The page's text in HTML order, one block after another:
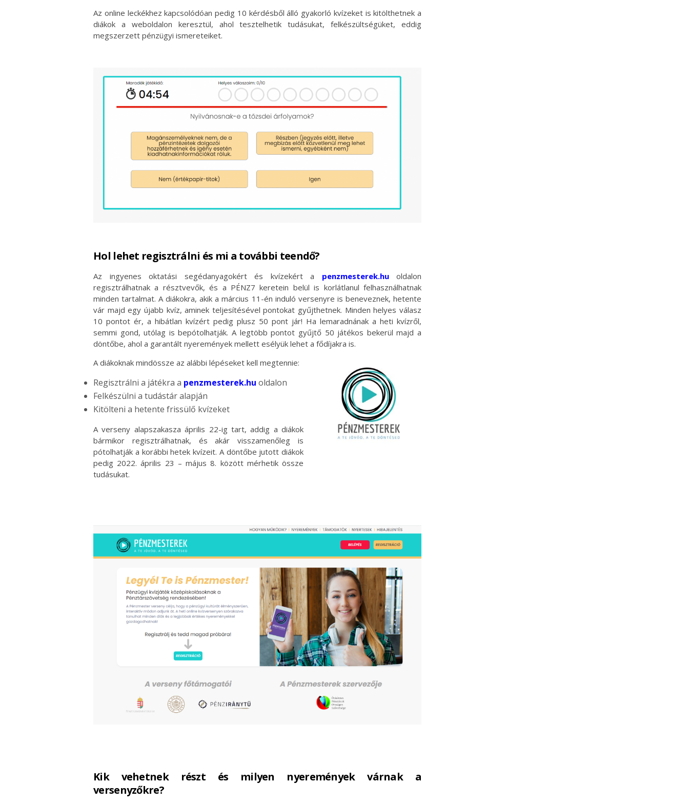
Az online leckékhez kapcsolódóan pedig 10 kérdésből álló gyakorló kvízeket is kitölthetnek a
diákok a weboldalon keresztül, ahol tesztelhetik tudásukat, felkészültségüket, eddig
megszerzett pénzügyi ismereteiket.
Hol lehet regisztrálni és mi a további teendő?
Az ingyenes oktatási segédanyagokért és kvízekért a penzmesterek.huoldalon
regisztrálhatnak a résztvevők, és a PÉNZ7 keretein belül is korlátlanul felhasználhatnak
minden tartalmat. A diákokra, akik a március 11-én induló versenyre is beneveznek, hetente
vár majd egy újabb kvíz, aminek teljesítésével pontokat gyűjthetnek. Minden helyes válasz
10 pontot ér, a hibátlan kvízért pedig plusz 50 pont jár! Ha lemaradnának a heti kvízről,
semmi gond, utólag is bepótolhatják. A legtöbb pontot gyűjtő 50 játékos bekerül majd a
döntőbe, ahol a garantált nyeremények mellett esélyük lehet a fődíjakra is.
A diákoknak mindössze az alábbi lépéseket kell megtennie:
Regisztrálni a játékra a penzmesterek.hu oldalon
Felkészülni a tudástár alapján
Kitölteni a hetente frissülő kvízeket
A verseny alapszakasza április 22-ig tart, addig a diákok
bármikor regisztrálhatnak, és akár visszamenőleg is
pótolhatják a korábbi hetek kvízeit. A döntőbe jutott diákok
pedig 2022. április 23 – május 8. között mérhetik össze
tudásukat.
Kik vehetnek részt és milyen nyeremények várnak a
versenyzőkre?